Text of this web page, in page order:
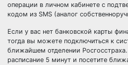
операции в личном кабинете с
кодом из SMS (аналог
Если у вас нет банковской карты
тогда вы можете подключиться к
ближайшем отделении
расписание 5 минут и посетите